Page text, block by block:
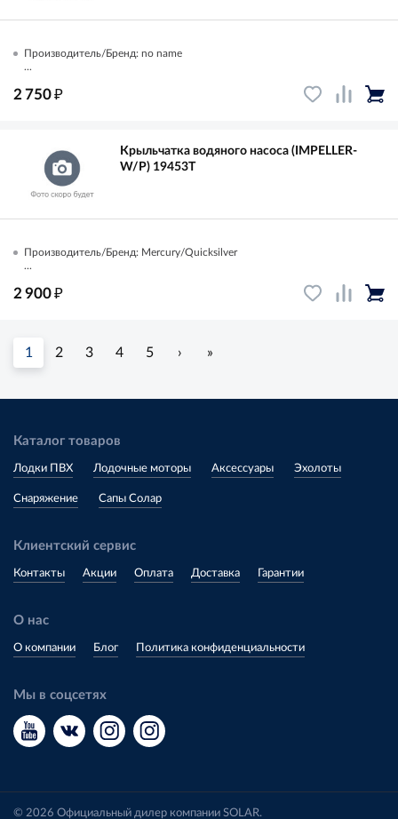
Производитель/Бренд: no name
...
2 750₽
Крыльчатка водяного насоса (IMPELLER-
W/P) 19453T
Производитель/Бренд: Mercury/Quicksilver
...
2 900₽
1 2 3 4 5 › »
Каталог товаров
Лодки ПВХ Лодочные моторы Аксессуары Эхолоты
Снаряжение Сапы Солар
Клиентский сервис
Контакты Акции Оплата Доставка Гарантии
О нас
О компании Блог Политика конфиденциальности
Мы в соцсетях
© 2026 Официальный дилер компании SOLAR.